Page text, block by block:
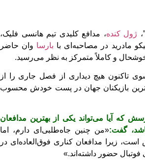
ژول کنده، مدافع کلیدی تیم هانسی فلیک،
مادرید در مصاحبه‌ای با بارسا وان حاضر
و کاملاً متمرکز به نظر می‌رسید.
تاکنون هیچ دیداری از فصل جاری را از
بازیکنان جهان در پست خودش محسوب
که آیا می‌تواند یکی از بهترین مدافعان
گفت:«من چنین جاه‌طلبی‌ای دارم، اما
زیرا مدافعان کناری فوق‌العاده‌ای در
فوتبال حضور داشته‌اند.»